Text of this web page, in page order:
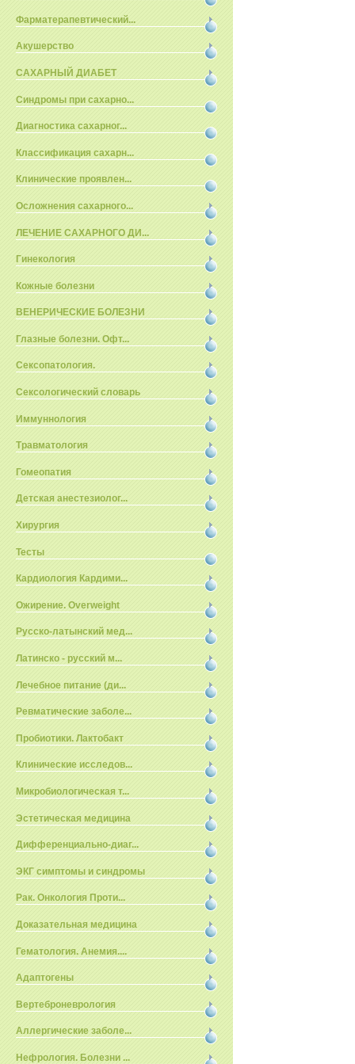
Фарматерапевтический...
Акушерство
САХАРНЫЙ ДИАБЕТ
Синдромы при сахарно...
Диагностика сахарног...
Классификация сахарн...
Клинические проявлен...
Осложнения сахарного...
ЛЕЧЕНИЕ САХАРНОГО ДИ...
Гинекология
Кожные болезни
ВЕНЕРИЧЕСКИЕ БОЛЕЗНИ
Глазные болезни. Офт...
Сексопатология.
Сексологический словарь
Иммуннология
Травматология
Гомеопатия
Детская анестезиолог...
Хирургия
Тесты
Кардиология Кардими...
Ожирение. Overweight
Русско-латынский мед...
Латинско - русский м...
Лечебное питание (ди...
Ревматические заболе...
Пробиотики. Лактобакт
Клинические исследов...
Микробиологическая т...
Эстетическая медицина
Дифференциально-диаг...
ЭКГ симптомы и синдромы
Рак. Онкология Проти...
Доказательная медицина
Гематология. Анемия....
Адаптогены
Вертеброневрология
Аллергические заболе...
Нефрология. Болезни ...